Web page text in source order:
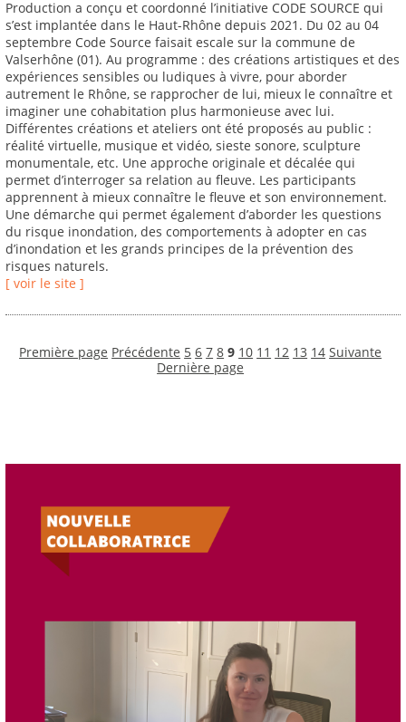
Production a conçu et coordonné l’initiative CODE SOURCE qui
s’est implantée dans le Haut-Rhône depuis 2021. Du 02 au 04
septembre Code Source faisait escale sur la commune de
Valserhône (01). Au programme : des créations artistiques et des
expériences sensibles ou ludiques à vivre, pour aborder
autrement le Rhône, se rapprocher de lui, mieux le connaître et
imaginer une cohabitation plus harmonieuse avec lui.
Différentes créations et ateliers ont été proposés au public :
réalité virtuelle, musique et vidéo, sieste sonore, sculpture
monumentale, etc. Une approche originale et décalée qui
permet d’interroger sa relation au fleuve. Les participants
apprennent à mieux connaître le fleuve et son environnement.
Une démarche qui permet également d’aborder les questions
du risque inondation, des comportements à adopter en cas
d’inondation et les grands principes de la prévention des
risques naturels.
[ voir le site ]
Première page Précédente 5 6 7 8 9 10 11 12 13 14 Suivante
Dernière page